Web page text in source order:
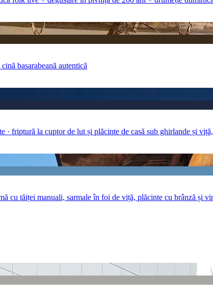
basarabeană autentică
· friptură la cuptor de lut și plăcinte de casă sub ghirlande și
cu tăiței manuali, sarmale în foi de viță, plăcinte cu brânză și